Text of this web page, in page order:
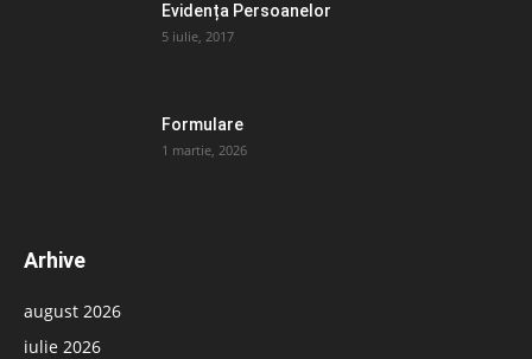
Evidența Persoanelor
5 iulie, 2017
Formulare
1 martie, 2026
Arhive
august 2026
iulie 2026